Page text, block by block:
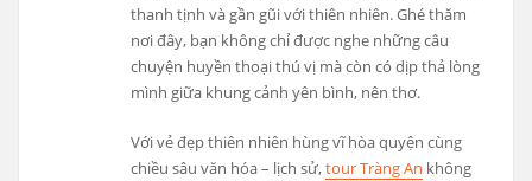
thanh tịnh và gần gũi với thiên nhiên. Ghé thăm
nơi đây, bạn không chỉ được nghe những câu
chuyện huyền thoại thú vị mà còn có dịp thả lòng
mình giữa khung cảnh yên bình, nên thơ.
Với vẻ đẹp thiên nhiên hùng vĩ hòa quyện cùng
chiều sâu văn hóa – lịch sử,tour Tràng An không